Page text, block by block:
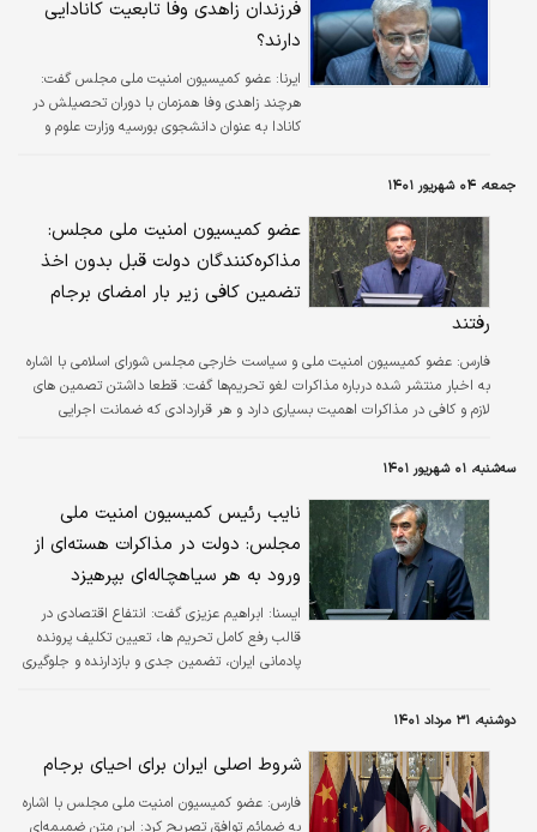
فرزندان زاهدی وفا تابعیت کانادایی
دارند؟
ایرنا: عضو کمیسیون امنیت ملی مجلس گفت:
هرچند زاهدی وفا همزمان با دوران تحصیلش در
کانادا به عنوان دانشجوی بورسیه وزارت علوم و
جمعه، ۰۴ شهریور ۱۴۰۱
عضو کمیسیون امنیت ملی مجلس:
مذاکره‌کنندگان دولت قبل بدون اخذ
تضمین کافی زیر بار امضای برجام
رفتند
فارس: عضو کمیسیون امنیت ملی و سیاست خارجی مجلس شورای اسلامی با اشاره
به اخبار منتشر شده درباره مذاکرات لغو تحریم‌ها گفت: قطعا داشتن تصمین های
لازم و کافی در مذاکرات اهمیت بسیاری دارد و هر قراردادی که ضمانت اجرایی
غفلت و یا از عمد زیر بار چنین قراردادی رفتند که آثار منفی آن تا مدت زیادی ادامه
دار خواهد بود.
سه‌شنبه، ۰۱ شهریور ۱۴۰۱
نایب رئیس کمیسیون امنیت ملی
مجلس: دولت در مذاکرات هسته‌ای از
ورود به هر سیاهچاله‌ای بپرهیزد
ايسنا: ابراهیم عزیزی گفت: انتفاع اقتصادی در
قالب رفع کامل تحریم ها، تعیین تکلیف پرونده
پادمانی ایران، تضمین جدی و بازدارنده و جلوگیری
های هسته ای کشور و جلوگیری از هرگونه تضعیف
احتمالی و برخورد قاطع و عزتمندانه با زیاده
خواهی های برخی کشورها از خطوط قرمزی می
دوشنبه، ۳۱ مرداد ۱۴۰۱
شروط اصلی ایران برای احیای برجام
فارس: عضو کمیسیون امنیت ملی مجلس با اشاره
به ضمائم توافق تصریح کرد: این متن ضمیمه‌ای